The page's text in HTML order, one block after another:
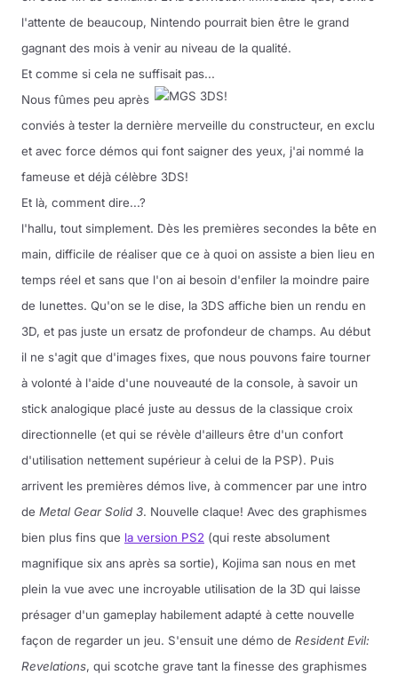
l'attente de beaucoup, Nintendo pourrait bien être le grand
gagnant des mois à venir au niveau de la qualité.
Et comme si cela ne suffisait pas...
Nous fûmes peu après
conviés à tester la dernière merveille du constructeur, en exclu
et avec force démos qui font saigner des yeux, j'ai nommé la
fameuse et déjà célèbre 3DS!
Et là, comment dire...?
l'hallu, tout simplement. Dès les premières secondes la bête en
main, difficile de réaliser que ce à quoi on assiste a bien lieu en
temps réel et sans que l'on ai besoin d'enfiler la moindre paire
de lunettes. Qu'on se le dise, la 3DS affiche bien un rendu en
3D, et pas juste un ersatz de profondeur de champs. Au début
il ne s'agit que d'images fixes, que nous pouvons faire tourner
à volonté à l'aide d'une nouveauté de la console, à savoir un
stick analogique placé juste au dessus de la classique croix
directionnelle (et qui se révèle d'ailleurs être d'un confort
d'utilisation nettement supérieur à celui de la PSP). Puis
arrivent les premières démos live, à commencer par une intro
de Metal Gear Solid 3. Nouvelle claque! Avec des graphismes
bien plus fins que la version PS2 (qui reste absolument
magnifique six ans après sa sortie), Kojima san nous en met
plein la vue avec une incroyable utilisation de la 3D qui laisse
présager d'un gameplay habilement adapté à cette nouvelle
façon de regarder un jeu. S'ensuit une démo de Resident Evil:
Revelations, qui scotche grave tant la finesse des graphismes